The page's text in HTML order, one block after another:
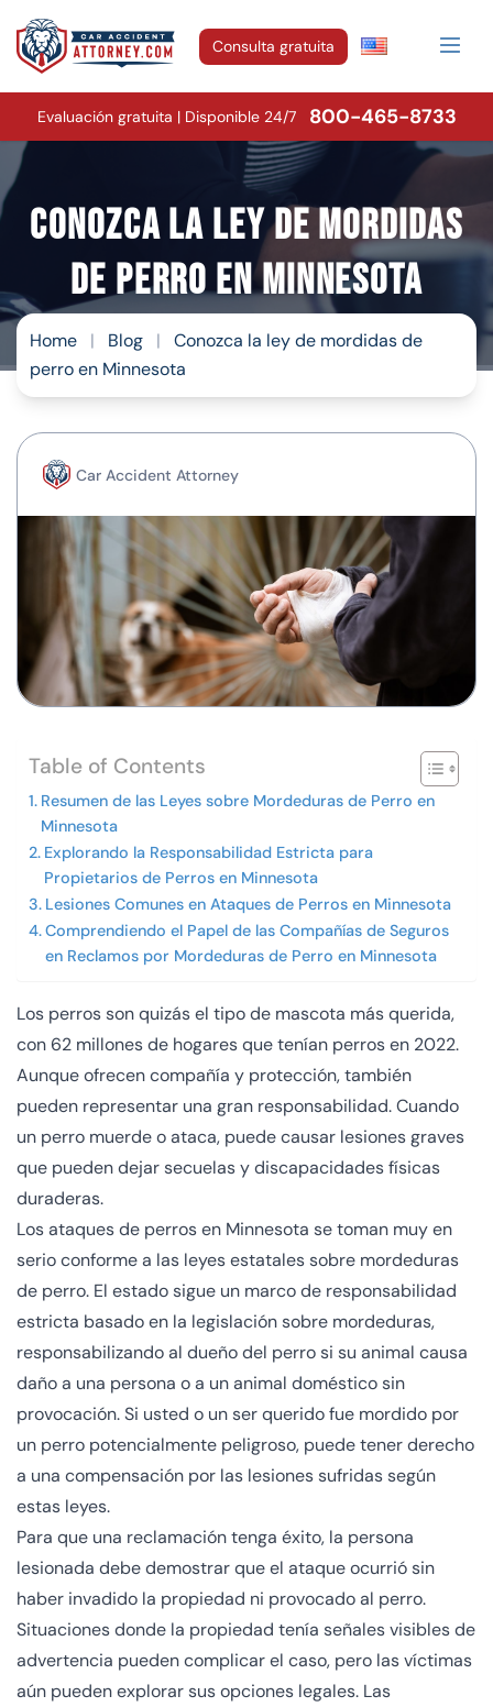
Consulta gratuita
Evaluación gratuita | Disponible 24/7 800-465-8733
Conozca la ley de mordidas
de perro en Minnesota
Home | Blog |
Conozca la ley de mordidas de
perro en Minnesota
Car Accident Attorney
Table of Contents
Resumen de las Leyes sobre Mordeduras de Perro en
Minnesota
Explorando la Responsabilidad Estricta para
Propietarios de Perros en Minnesota
Lesiones Comunes en Ataques de Perros en Minnesota
Comprendiendo el Papel de las Compañías de Seguros
en Reclamos por Mordeduras de Perro en Minnesota
Los perros son quizás el tipo de mascota más querida,
con 62 millonesde hogares que tenían perros en 2022.
Aunque ofrecen compañía y protección, también
pueden representar una gran responsabilidad. Cuando
un perro muerde o ataca, puede causar lesiones graves
que pueden dejar secuelas y discapacidades físicas
duraderas.
Los ataques de perros en Minnesota se toman muy en
serio conforme a las leyes estatales sobre mordeduras
de perro. El estado sigue un marco de responsabilidad
estricta basado en la legislación sobre mordeduras,
responsabilizando al dueño del perro si su animal causa
daño a una persona o a un animal doméstico sin
provocación. Si usted o un ser querido fue mordido por
un perro potencialmente peligroso, puede tener derecho
a una compensación por las lesiones sufridas según
estas leyes.
Para que una reclamación tenga éxito, la persona
lesionada debe demostrar que el ataque ocurrió sin
haber invadido la propiedad ni provocado al perro.
Situaciones donde la propiedad tenía señales visibles de
advertencia pueden complicar el caso, pero las víctimas
aún pueden explorar sus opciones legales. Las